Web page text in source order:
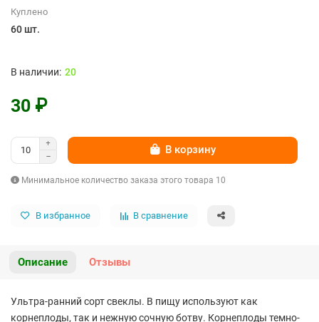
Куплено
60 шт.
20
30 ₽
В корзину
Минимальное количество заказа этого товара 10
В избранное В сравнение
Описание Отзывы
Ультра-ранний сорт свеклы. В пищу используют как
корнеплоды, так и нежную сочную ботву. Корнеплоды темно-